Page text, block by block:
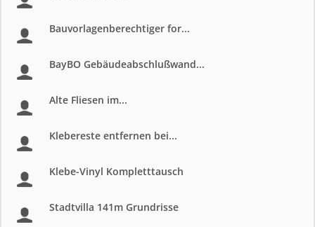
Bauvorlagenberechtiger for...
BayBO Gebäudeabschlußwand...
Alte Fliesen im...
Klebereste entfernen bei...
Klebe-Vinyl Kompletttausch
Stadtvilla 141m Grundrisse